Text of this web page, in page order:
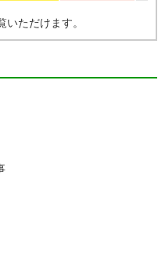
ただけます。